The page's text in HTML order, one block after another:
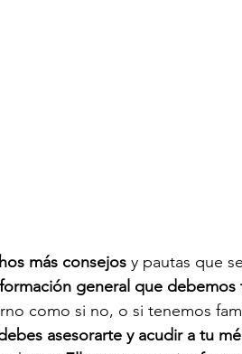
más consejos y pautas que
general que debemos
como si no, o si tenemos
asesorarte y acudir a tu